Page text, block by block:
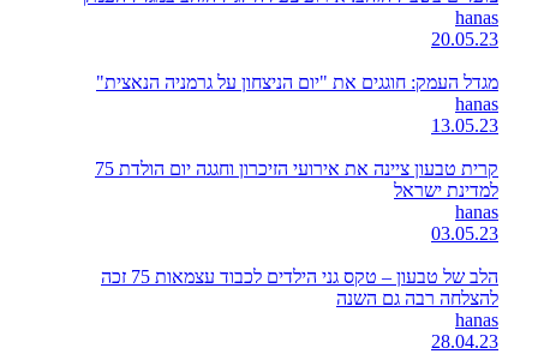
hanas
20.05.23
מגדל העמק: חוגגים את "יום הניצחון על גרמניה הנאצית"
hanas
13.05.23
קרית טבעון ציינה את אירועי הזיכרון וחגגה יום הולדת 75
למדינת ישראל
hanas
03.05.23
הלב של טבעון – טקס גני הילדים לכבוד עצמאות 75 זכה
להצלחה רבה גם השנה
hanas
28.04.23